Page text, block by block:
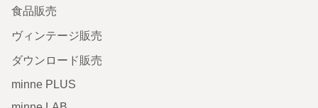
食品販売
ヴィンテージ販売
ダウンロード販売
minne PLUS